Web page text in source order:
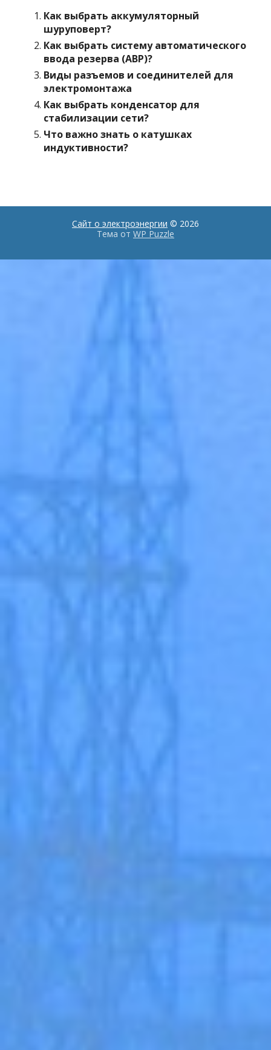
Как выбрать аккумуляторный
шуруповерт?
Как выбрать систему автоматического
ввода резерва (АВР)?
Виды разъемов и соединителей для
электромонтажа
Как выбрать конденсатор для
стабилизации сети?
Что важно знать о катушках
индуктивности?
Сайт о электроэнергии © 2026
Тема от WP Puzzle